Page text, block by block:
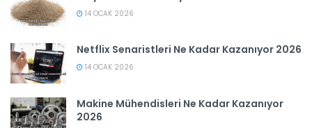
14 OCAK 2026
Netflix Senaristleri Ne Kadar Kazanıyor 2026
14 OCAK 2026
Makine Mühendisleri Ne Kadar Kazanıyor
2026